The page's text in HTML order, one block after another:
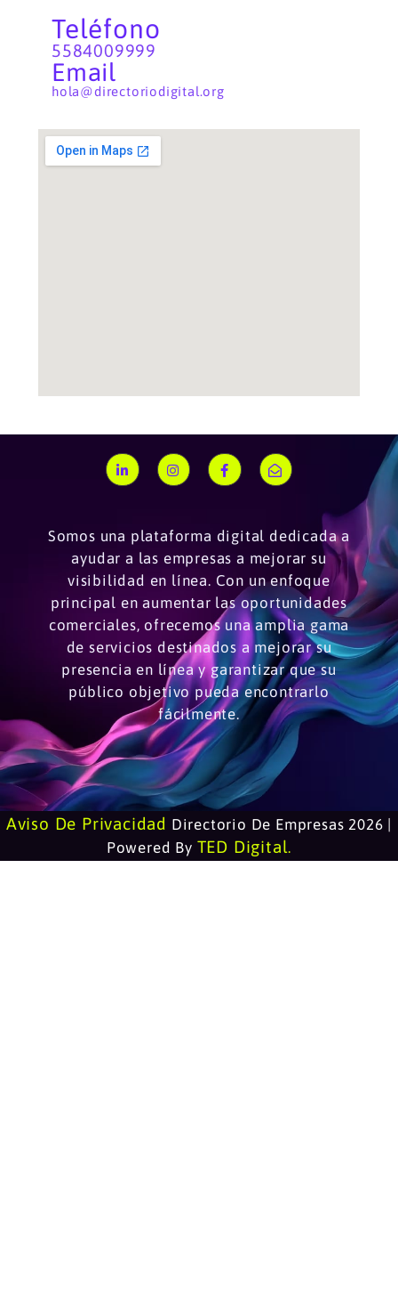
Teléfono
5584009999
Email
hola@directoriodigital.org
Somos una plataforma digital dedicada a
ayudar a las empresas a mejorar su
visibilidad en línea. Con un enfoque
principal en aumentar las oportunidades
comerciales, ofrecemos una amplia gama
de servicios destinados a mejorar su
presencia en línea y garantizar que su
público objetivo pueda encontrarlo
fácilmente.
Aviso De Privacidad Directorio De Empresas 2026 |
Powered By TED Digital.